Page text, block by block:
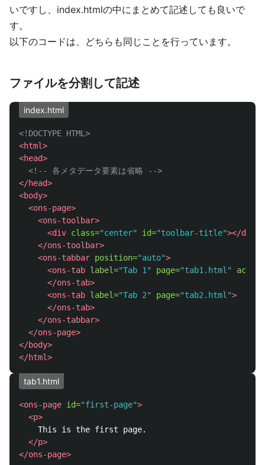
いですし、index.htmlの中にまとめて記述しても良いで
す。
以下のコードは、どちらも同じことを行っています。
ファイルを分割して記述
index.html
<!DOCTYPE HTML>
<html>
<head>
<!-- 各メタデータ要素は省略 -->
</head>
<body>
<ons-page>
<ons-toolbar>
<div class="center" id="toolbar-title"></div>
</ons-toolbar>
<ons-tabbar position="auto">
<ons-tab label="Tab 1" page="tab1.html"
active
</ons-tab>
<ons-tab label="Tab 2" page="tab2.html">
</ons-tab>
</ons-tabbar>
</ons-page>
</body>
</html>
tab1.html
<ons-page id="first-page">
<p>
    This is the first page.
</p>
</ons-page>